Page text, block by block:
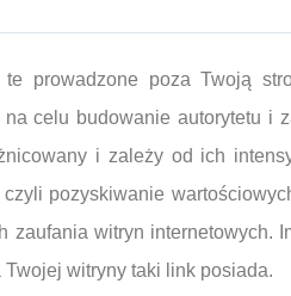
te prowadzone poza Twoją
celu budowanie autorytetu i
i zależy od ich
pozyskiwanie
zaufania witryn internetowych.
witryny taki link posiada.